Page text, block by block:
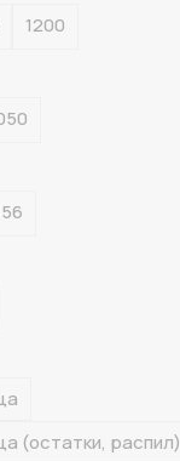
1200
56
(остатки, распил)